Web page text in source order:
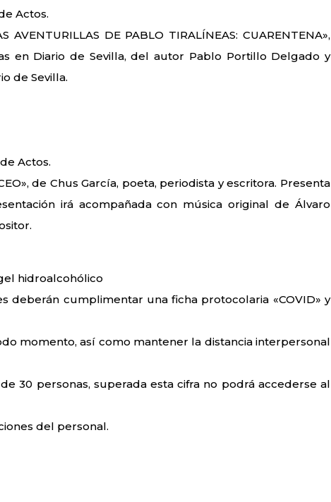
Actos.
DE PABLO TIRALÍNEAS: CUARENTENA»,
en Diario de Sevilla, del autor Pablo Portillo Delgado y
de Sevilla.
Actos.
de Chus García, poeta, periodista y escritora. Presenta
irá acompañada con música original de Álvaro
hidroalcohólico
deberán cumplimentar una ficha protocolaria «COVID» y
momento, así como mantener la distancia interpersonal
30 personas, superada esta cifra no podrá accederse al
del personal.